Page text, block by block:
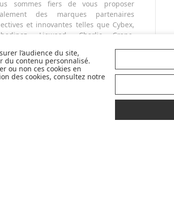
sommes fiers de vous proposer
des marques partenaires
et innovantes telles que Cybex,
Liewood, Charlie Crane,
mieux vous accompagner dans vos
retrouvez nos labels pour
les meilleurs articles pour
l’audience du site,
du contenu personnalisé.
ou non ces cookies en
des cookies, consultez notre